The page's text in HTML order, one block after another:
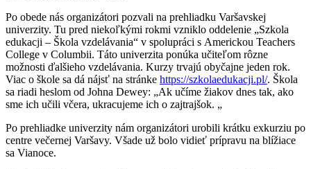
Po obede nás organizátori pozvali na prehliadku Varšavskej
univerzity. Tu pred niekoľkými rokmi vzniklo oddelenie „Szkola
edukacji – Škola vzdelávania“ v spolupráci s Americkou Teachers
College v Columbii. Táto univerzita ponúka učiteľom rôzne
možnosti ďalšieho vzdelávania. Kurzy trvajú obyčajne jeden rok.
Viac o škole sa dá nájsť na stránke https://szkolaedukacji.pl/. Škola
sa riadi heslom od Johna Dewey: „Ak učíme žiakov dnes tak, ako
sme ich učili včera, ukracujeme ich o zajtrajšok. „
Po prehliadke univerzity nám organizátori urobili krátku exkurziu po
centre večernej Varšavy. Všade už bolo vidieť prípravu na blížiace
sa Vianoce.